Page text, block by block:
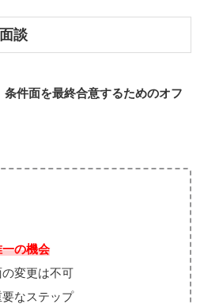
談
件面を最終合意するためのオフ
の機会
変更は不可
なステップ